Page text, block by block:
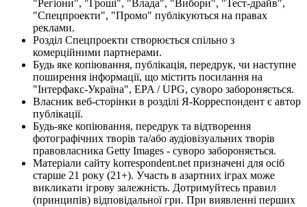
"Регіони", "Гроші", "Влада", "Вибори", "Тест-драйв",
"Спецпроекти", "Промо" публікуються на правах
реклами.
Розділ Спецпроекти створюється спільно з
комерційними партнерами.
Будь яке копіювання, публікація, передрук, чи наступне
поширення інформації, що містить посилання на
"Інтерфакс-Україна", EPA / UPG, суворо забороняється.
Власник веб-сторінки в розділі Я-Корреспондент є автор
публікації.
Будь-яке копіювання, передрук та відтворення
фотографічних творів та/або аудіовізуальних творів
правовласника Getty Images - суворо забороняється.
Матеріали сайту korrespondent.net призначені для осіб
старше 21 року (21+). Участь в азартних іграх може
викликати ігрову залежність. Дотримуйтесь правил
(принципів) відповідальної гри. При виявленні перших